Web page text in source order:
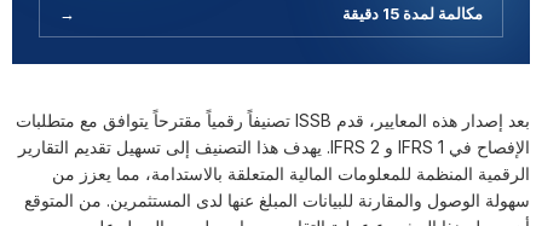
مكالمة لمدة 15 دقيقة →
بعد إصدار هذه المعايير، قدم ISSB تصنيفاً رقمياً مقترحاً يتوافق مع متطلبات
الإفصاح في IFRS 1 و IFRS 2. يهدف هذا التصنيف إلى تسهيل تقديم التقارير
الرقمية المنظمة للمعلومات المالية المتعلقة بالاستدامة، مما يعزز من
سهولة الوصول والمقارنة للبيانات المبلغ عنها لدى المستثمرين. من المتوقع